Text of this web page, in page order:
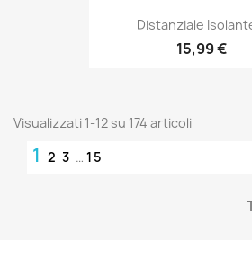
Distanziale
15,99 €
Visualizzati 1-12 su 174 articoli
1 2 3 … 15